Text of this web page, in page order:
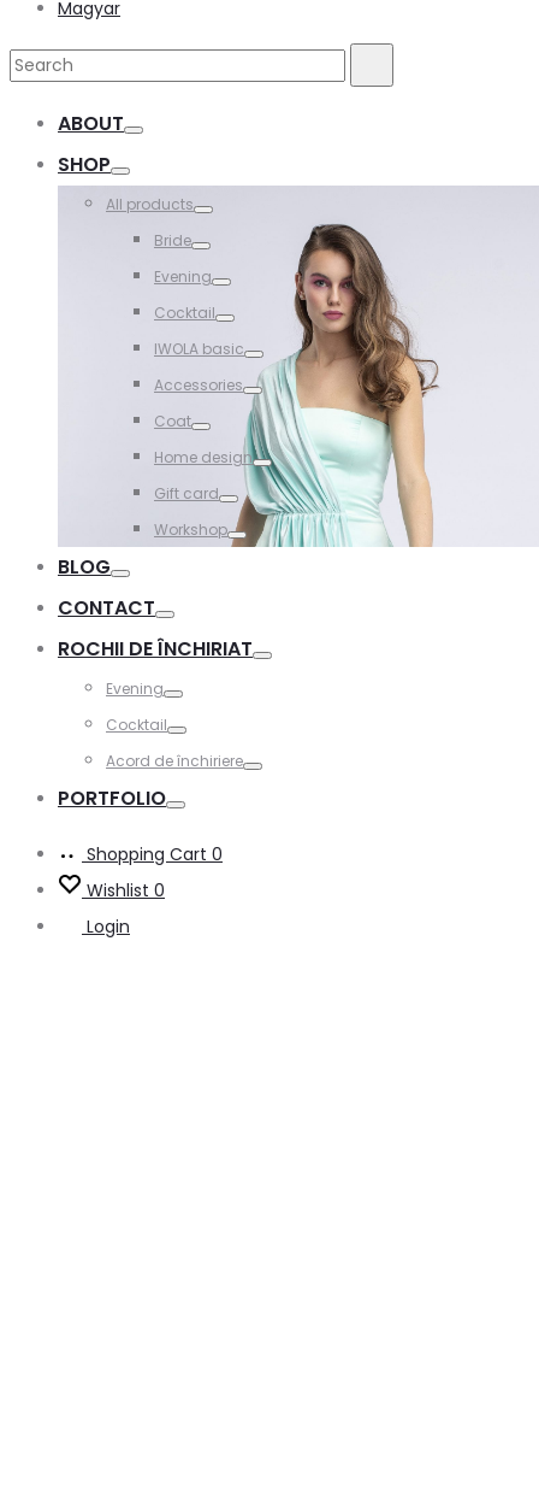
Magyar
Search
ABOUT
SHOP
Toggle
All products
Bride
Evening
Cocktail
IWOLA basic
Toggle
Accessories
Toggle
Coat
Toggle
Home design
Toggle
Gift card
Toggle
Workshop
Toggle
BLOG
CONTACT
ROCHII DE ÎNCHIRIAT
Evening
Cocktail
Acord de închiriere
PORTFOLIO
Shopping Cart 0
Wishlist 0
Login